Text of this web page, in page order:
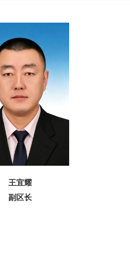
王宜耀
副区长